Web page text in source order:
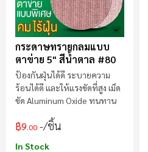
กระดาษทรายกลมแบบ
ตาข่าย 5" สีน้ำตาล #80
ป้องกันฝุ่นได้ดี ระบายความ
ร้อนได้ดี และให้แรงขัดที่สูง เม็ด
ขัด Aluminum Oxide ทนทาน
฿9.00 /ชิ้น
In Stock